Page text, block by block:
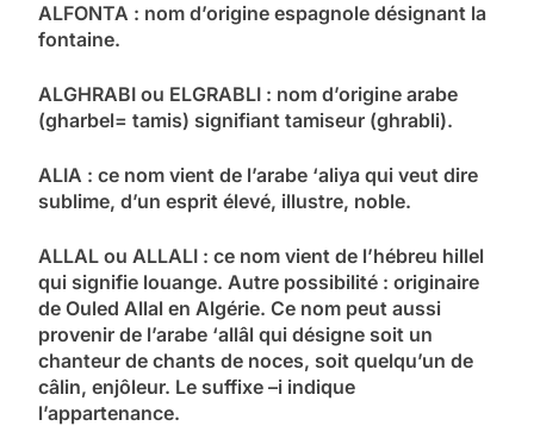
ALFONTA : nom d’origine espagnole désignant la
fontaine.
ALGHRABI ou ELGRABLI : nom d’origine arabe
(gharbel= tamis) signifiant tamiseur (ghrabli).
ALIA : ce nom vient de l’arabe ‘aliya qui veut dire
sublime, d’un esprit élevé, illustre, noble.
ALLAL ou ALLALI : ce nom vient de l’hébreu hillel
qui signifie louange. Autre possibilité : originaire
de Ouled Allal en Algérie. Ce nom peut aussi
provenir de l’arabe ‘allâl qui désigne soit un
chanteur de chants de noces, soit quelqu’un de
câlin, enjôleur. Le suffixe –i indique
l’appartenance.